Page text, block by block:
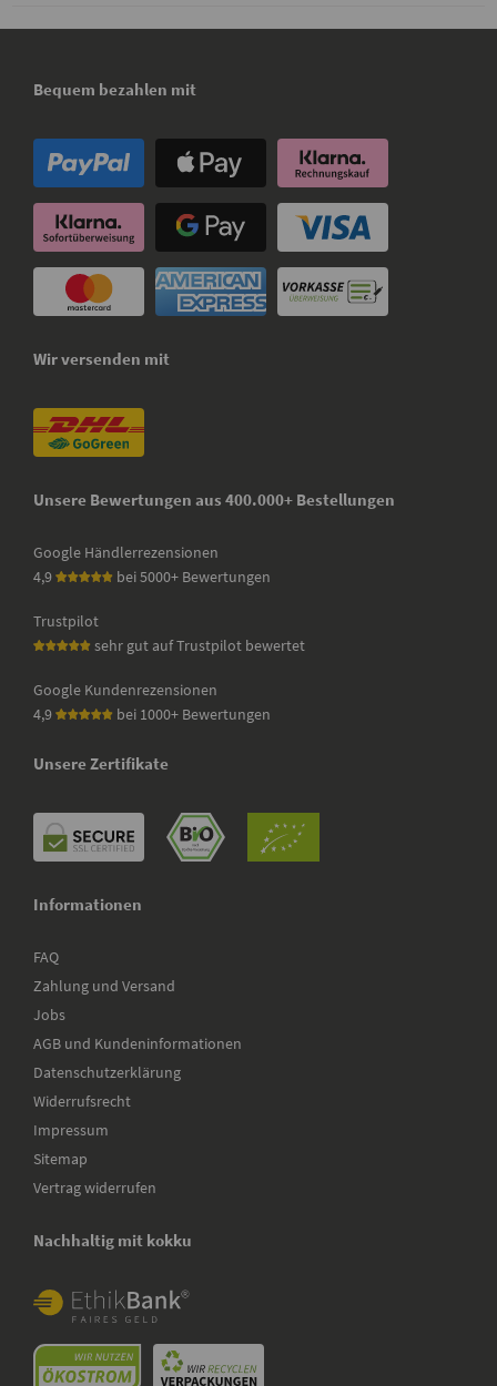
Bequem bezahlen mit
Wir versenden mit
Unsere Bewertungen aus 400.000+ Bestellungen
Google Händlerrezensionen
4,9
bei 5000+ Bewertungen
Trustpilot
sehr gut auf Trustpilot bewertet
Google Kundenrezensionen
4,9
bei 1000+ Bewertungen
Unsere Zertifikate
Informationen
FAQ
Zahlung und Versand
Jobs
AGB und Kundeninformationen
Datenschutzerklärung
Widerrufsrecht
Impressum
Sitemap
Vertrag widerrufen
Nachhaltig mit kokku